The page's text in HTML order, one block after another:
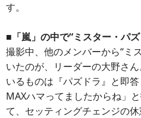
す。
■「嵐」の中で“ミスター・パ
撮影中、他のメンバーから“ミ
いたのが、リーダーの大野さ
いるものは『パズドラ』と即
MAXハマってましたからね」
て、セッティングチェンジの